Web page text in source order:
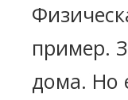
пример.
дома. Но